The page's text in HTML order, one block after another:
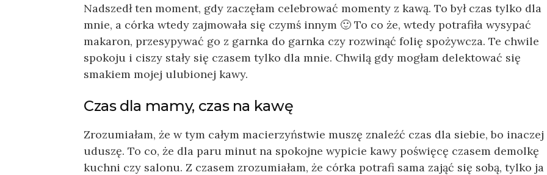
Nadszedł ten moment, gdy zaczęłam celebrować momenty z kawą. To był czas tylko dla
mnie, a córka wtedy zajmowała się czymś innym 🙂 To co że, wtedy potrafiła wysypać
makaron, przesypywać go z garnka do garnka czy rozwinąć folię spożywcza. Te chwile
spokoju i ciszy stały się czasem tylko dla mnie. Chwilą gdy mogłam delektować się
smakiem mojej ulubionej kawy.
Czas dla mamy, czas na kawę
Zrozumiałam, że w tym całym macierzyństwie muszę znaleźć czas dla siebie, bo inaczej
uduszę. To co, że dla paru minut na spokojne wypicie kawy poświęcę czasem demolkę
kuchni czy salonu. Z czasem zrozumiałam, że córka potrafi sama zająć się sobą, tylko ja